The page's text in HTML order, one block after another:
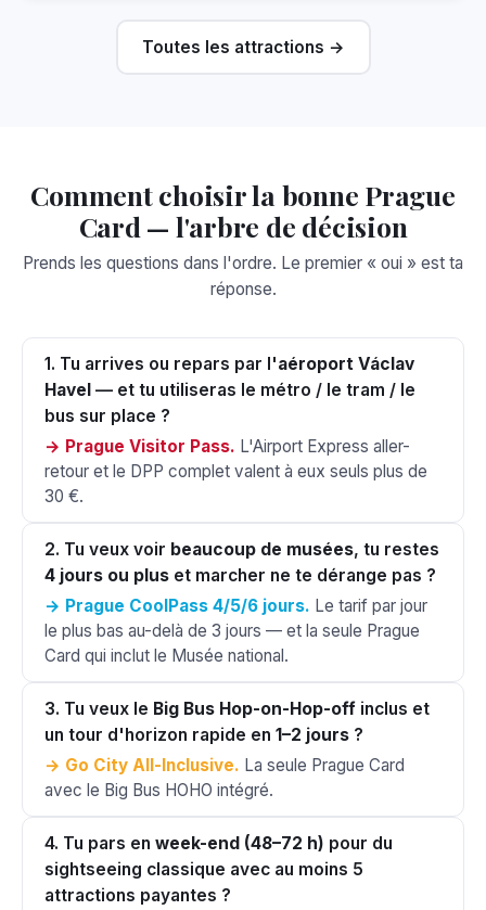
Toutes les attractions →
Comment choisir la bonne Prague
Card — l'arbre de décision
Prends les questions dans l'ordre. Le premier « oui » est ta
réponse.
1. Tu arrives ou repars par l'aéroport Václav
Havel — et tu utiliseras le métro / le tram / le
bus sur place ?
→ Prague Visitor Pass. L'Airport Express aller-
retour et le DPP complet valent à eux seuls plus de
30 €.
2. Tu veux voir beaucoup de musées, tu restes
4 jours ou plus et marcher ne te dérange pas ?
→ Prague CoolPass 4/5/6 jours. Le tarif par jour
le plus bas au-delà de 3 jours — et la seule Prague
Card qui inclut le Musée national.
3. Tu veux le Big Bus Hop-on-Hop-off inclus et
un tour d'horizon rapide en 1–2 jours ?
→ Go City All-Inclusive. La seule Prague Card
avec le Big Bus HOHO intégré.
4. Tu pars en week-end (48–72 h) pour du
sightseeing classique avec au moins 5
attractions payantes ?